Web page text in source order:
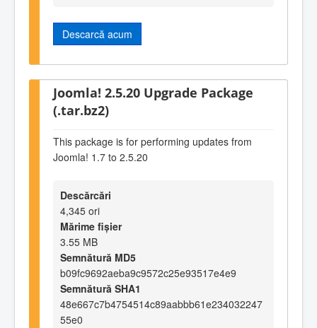
Descarcă acum
Joomla! 2.5.20 Upgrade Package
(.tar.bz2)
This package is for performing updates from
Joomla! 1.7 to 2.5.20
Descărcări
4,345 ori
Mărime fișier
3.55 MB
Semnătură MD5
b09fc9692aeba9c9572c25e93517e4e9
Semnătură SHA1
48e667c7b4754514c89aabbb61e234032247
55e0